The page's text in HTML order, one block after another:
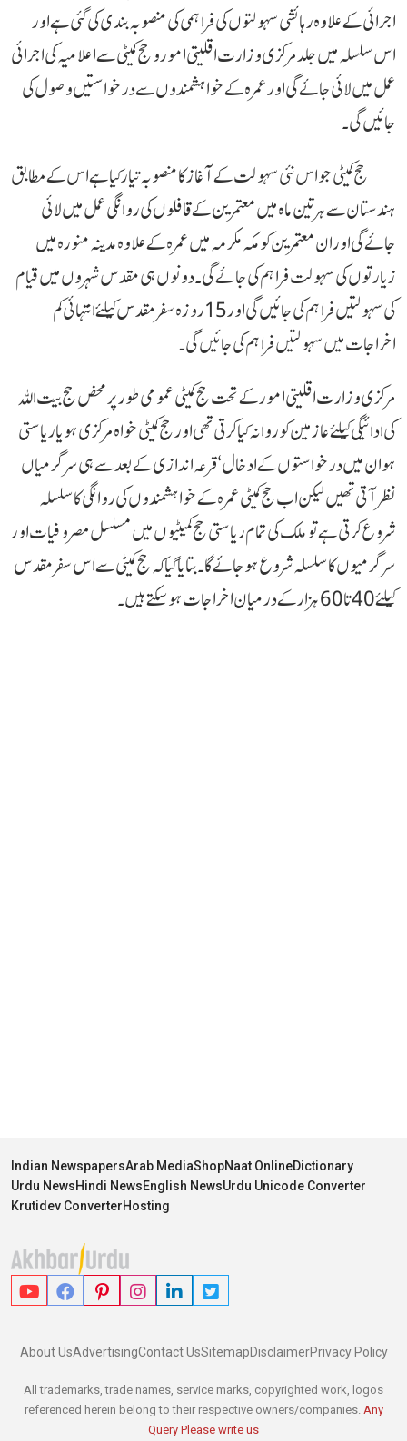
اجرائی کے علاوہ رہائشی سہولتوں کی فراہمی کی منصوبہ بندی کی گئی ہے اور
اس سلسلہ میں جلد مرکزی وزارت اقلیتی امور و حج کمیٹی سے اعلامیہ کی اجرائی
عمل میں لائی جائے گی اور عمرہ کے خواہشمندوں سے درخواستیں وصول کی
جائیں گی۔
حج کمیٹی جو اس نئی سہولت کے آغاز کا منصوبہ تیار کیاہے اس کے مطابق
ہندستان سے ہر تین ماہ میں معتمرین کے قافلوں کی روانگی عمل میں لائی
جائے گی اور ان معتمرین کو مکہ مکرمہ میں عمرہ کے علاوہ مدینہ منورہ میں
زیارتوں کی سہولت فراہم کی جائے گی ۔دونوں ہی مقدس شہروں میں قیام
کی سہولتیں فراہم کی جائیں گی اور 15روزہ سفر مقدس کیلئے انتہائی کم
اخراجات میں سہولتیں فراہم کی جائیں گی۔
مرکزی وزارت اقلیتی امور کے تحت حج کمیٹی عمومی طور پر محض حج بیت اللہ
کی ادائیگی کیلئے عازمین کو روانہ کیا کرتی تھی اور حج کمیٹی خواہ مرکزی ہویا ریاستی
ہو ان میں درخواستوں کے ادخال‘ قرعہ اندازی کے بعد سے ہی سرگرمیاں
نظر آتی تھیں لیکن اب حج کمیٹی عمرہ کے خواہشمندوں کی روانگی کا سلسلہ
شروع کرتی ہے تو ملک کی تمام ریاستی حج کمیٹیوں میں مسلسل مصروفیات اور
سرگرمیوں کا سلسلہ شروع ہوجائے گا۔ بتایا گیا کہ حج کمیٹی سے اس سفر مقدس
کیلئے 40تا60 ہزار کے درمیان اخراجات ہوسکتے ہیں ۔
Indian NewspapersArab MediaShopNaat OnlineDictionary
Urdu NewsHindi NewsEnglish NewsUrdu Unicode Converter
Krutidev ConverterHosting
About UsAdvertisingContact UsSitemapDisclaimerPrivacy Policy
All trademarks, trade names, service marks, copyrighted work, logos
referenced herein belong to their respective owners/companies. Any
Query Please write us